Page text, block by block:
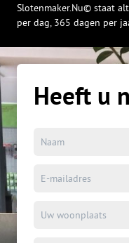
Slotenmaker.Nu© staat
per dag, 365 dagen per
Heeft u